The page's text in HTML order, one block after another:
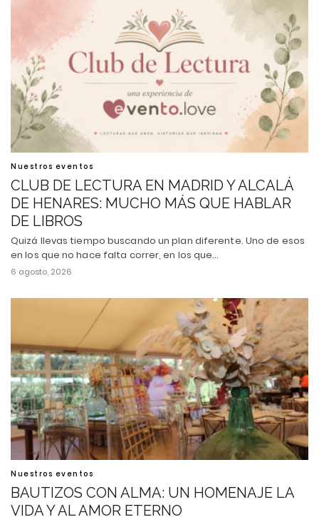
Nuestros eventos
CLUB DE LECTURA EN MADRID Y ALCALÁ
DE HENARES: MUCHO MÁS QUE HABLAR
DE LIBROS
Quizá llevas tiempo buscando un plan diferente. Uno de esos
en los que no hace falta correr, en los que…
6 agosto, 2026
Nuestros eventos
BAUTIZOS CON ALMA: UN HOMENAJE LA
VIDA Y AL AMOR ETERNO